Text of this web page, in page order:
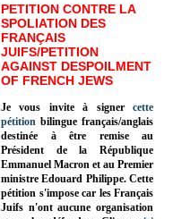
PETITION CONTRE LA
SPOLIATION DES
FRANÇAIS
JUIFS/PETITION
AGAINST DESPOILMENT
OF FRENCH JEWS
Je vous invite à signer cette
pétition bilingue français/anglais
destinée à être remise au
Président de la République
Emmanuel Macron et au Premier
ministre Edouard Philippe. Cette
pétition s'impose car les Français
Juifs n'ont aucune organisation